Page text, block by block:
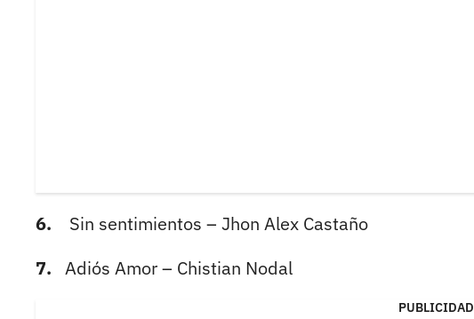
6.
Sin sentimientos – Jhon Alex Castaño
7. Adiós Amor – Chistian Nodal
PUBLICIDAD